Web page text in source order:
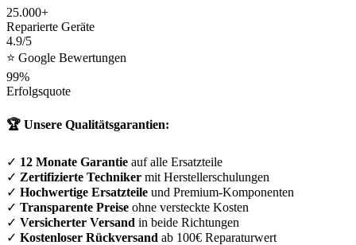
25.000+
Reparierte Geräte
4.9/5
⭐ Google Bewertungen
99%
Erfolgsquote
🏆 Unsere Qualitätsgarantien:
✓ 12 Monate Garantie auf alle Ersatzteile
✓ Zertifizierte Techniker mit Herstellerschulungen
✓ Hochwertige Ersatzteile und Premium-Komponenten
✓ Transparente Preise ohne versteckte Kosten
✓ Versicherter Versand in beide Richtungen
✓ Kostenloser Rückversand ab 100€ Reparaturwert